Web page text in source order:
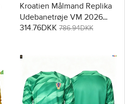
Kroatien Målmand Replika
Udebanetrøje VM 2026
Kortærmet
314.76DKK 786.94DKK